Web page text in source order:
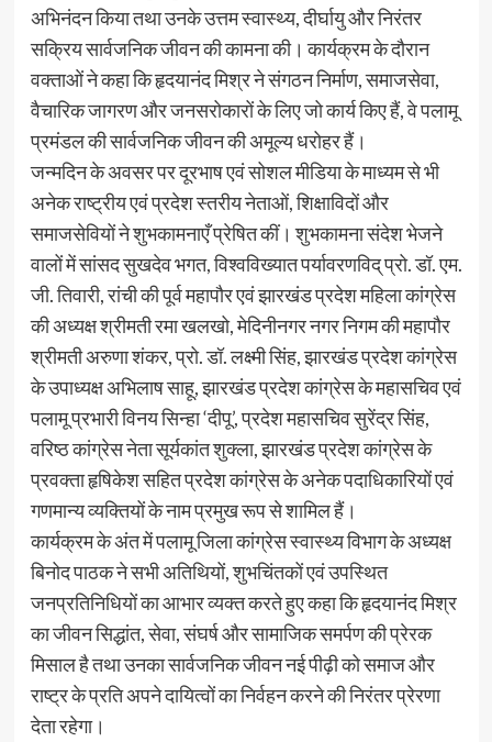
अभिनंदन किया तथा उनके उत्तम स्वास्थ्य, दीर्घायु और निरंतर
सक्रिय सार्वजनिक जीवन की कामना की। कार्यक्रम के दौरान
वक्ताओं ने कहा कि हृदयानंद मिश्र ने संगठन निर्माण, समाजसेवा,
वैचारिक जागरण और जनसरोकारों के लिए जो कार्य किए हैं, वे पलामू
प्रमंडल की सार्वजनिक जीवन की अमूल्य धरोहर हैं।
जन्मदिन के अवसर पर दूरभाष एवं सोशल मीडिया के माध्यम से भी
अनेक राष्ट्रीय एवं प्रदेश स्तरीय नेताओं, शिक्षाविदों और
समाजसेवियों ने शुभकामनाएँ प्रेषित कीं। शुभकामना संदेश भेजने
वालों में सांसद सुखदेव भगत, विश्वविख्यात पर्यावरणविद् प्रो. डॉ. एम.
जी. तिवारी, रांची की पूर्व महापौर एवं झारखंड प्रदेश महिला कांग्रेस
की अध्यक्ष श्रीमती रमा खलखो, मेदिनीनगर नगर निगम की महापौर
श्रीमती अरुणा शंकर, प्रो. डॉ. लक्ष्मी सिंह, झारखंड प्रदेश कांग्रेस
के उपाध्यक्ष अभिलाष साहू, झारखंड प्रदेश कांग्रेस के महासचिव एवं
पलामू प्रभारी विनय सिन्हा ‘दीपू’, प्रदेश महासचिव सुरेंद्र सिंह,
वरिष्ठ कांग्रेस नेता सूर्यकांत शुक्ला, झारखंड प्रदेश कांग्रेस के
प्रवक्ता हृषिकेश सहित प्रदेश कांग्रेस के अनेक पदाधिकारियों एवं
गणमान्य व्यक्तियों के नाम प्रमुख रूप से शामिल हैं।
कार्यक्रम के अंत में पलामू जिला कांग्रेस स्वास्थ्य विभाग के अध्यक्ष
बिनोद पाठक ने सभी अतिथियों, शुभचिंतकों एवं उपस्थित
जनप्रतिनिधियों का आभार व्यक्त करते हुए कहा कि हृदयानंद मिश्र
का जीवन सिद्धांत, सेवा, संघर्ष और सामाजिक समर्पण की प्रेरक
मिसाल है तथा उनका सार्वजनिक जीवन नई पीढ़ी को समाज और
राष्ट्र के प्रति अपने दायित्वों का निर्वहन करने की निरंतर प्रेरणा
देता रहेगा।